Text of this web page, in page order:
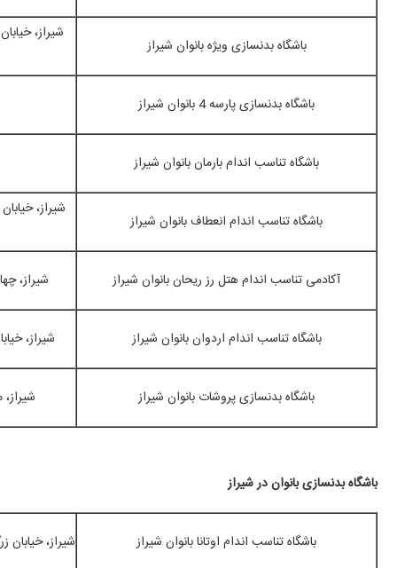
باشگاه بدنسازی ویژه بانوان شیراز
باشگاه بدنسازی پارسه 4 بانوان شیراز
باشگاه تناسب اندام بارمان بانوان شیراز
باشگاه تناسب اندام انعطاف بانوان شیراز
آکادمی تناسب اندام هتل رز ریحان بانوان شیراز شیراز،
باشگاه تناسب اندام اردوان بانوان شیراز شیراز،
باشگاه بدنسازی پروشات بانوان شیراز
باشگاه بدنسازی بانوان در شیراز
باشگاه تناسب اندام اوتانا بانوان شیراز شیراز، خیابان